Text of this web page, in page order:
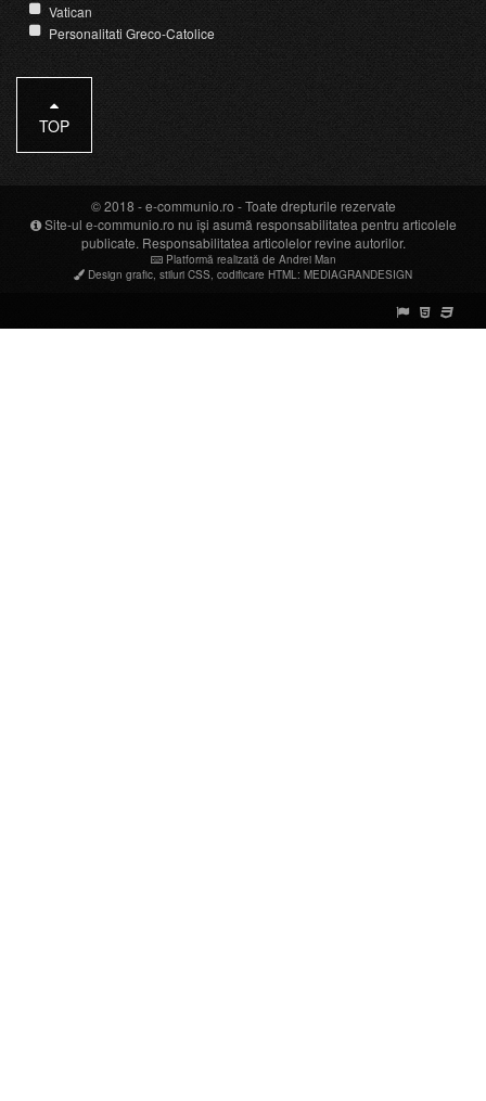
Vatican
Personalitati Greco-Catolice
TOP
© 2018 -e-communio.ro - Toate drepturile rezervate
Site-ul e-communio.ro nu își asumă responsabilitatea pentru articolele
publicate. Responsabilitatea articolelor revine autorilor.
Platformă realizată de Andrei Man
Design grafic stiluri CSS codificare HTML : MEDIAGRANDESIGN